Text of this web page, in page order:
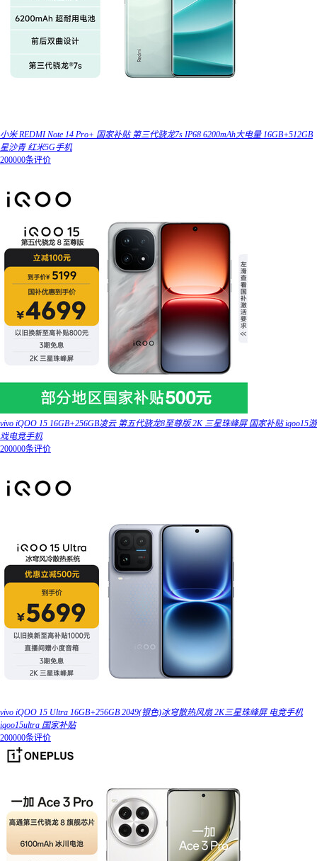
小米 REDMI Note 14 Pro+ 国家补贴 第三代骁龙7s IP68 6200mAh大电量 16GB+512GB
星沙青 红米5G手机
200000条评价
vivo iQOO 15 16GB+256GB凌云 第五代骁龙8至尊版 2K 三星珠峰屏 国家补贴 iqoo15游
戏电竞手机
200000条评价
vivo iQOO 15 Ultra 16GB+256GB 2049(银色)冰穹散热风扇 2K三星珠峰屏 电竞手机
iqoo15ultra 国家补贴
200000条评价